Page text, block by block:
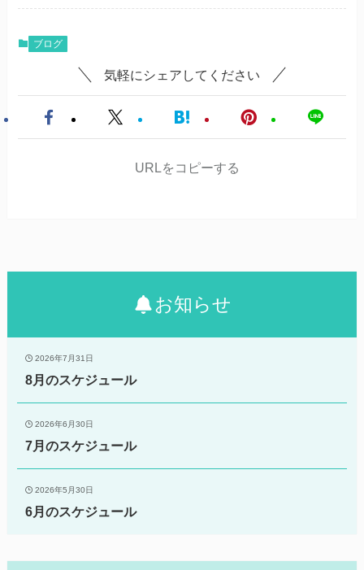
ブログ
気軽にシェアしてください
URLをコピーする
お知らせ
2026年7月31日
8月のスケジュール
2026年6月30日
7月のスケジュール
2026年5月30日
6月のスケジュール